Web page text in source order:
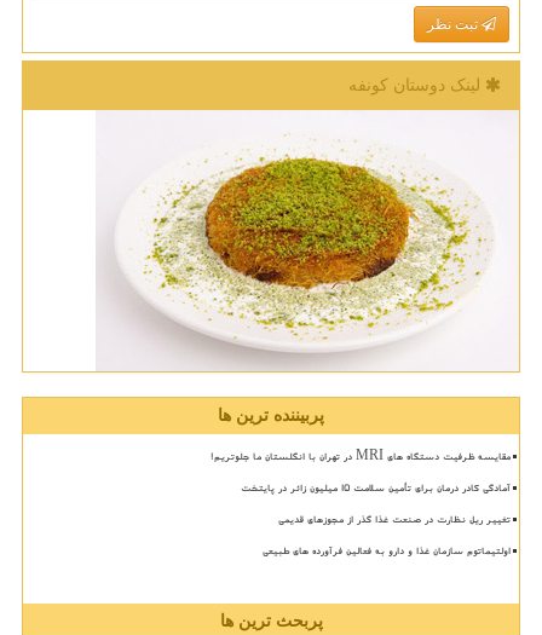
ثبت نظر
لینک دوستان كونفه
پربیننده ترین ها
مقایسه ظرفیت دستگاه های MRI در تهران با انگلستان ما جلوتریم!
آمادگی کادر درمان برای تأمین سلامت 15 میلیون زائر در پایتخت
تغییر ریل نظارت در صنعت غذا گذر از مجوزهای قدیمی
اولتیماتوم سازمان غذا و دارو به فعالین فرآورده های طبیعی
پربحث ترین ها